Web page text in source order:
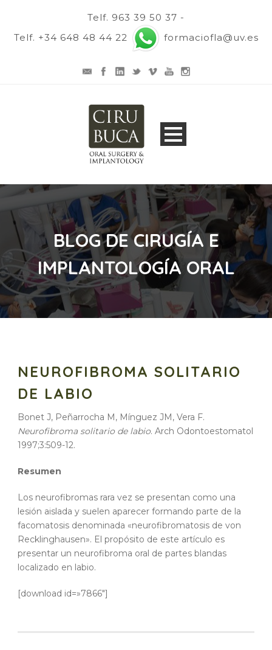
Telf. 963 39 50 37 -
Telf. +34 648 48 44 22
formaciofla@uv.es
BLOG DE CIRUGÍA E
IMPLANTOLOGÍA ORAL
NEUROFIBROMA SOLITARIO
DE LABIO
Bonet J, Peñarrocha M, Mínguez JM, Vera F.
Neurofibroma solitario de labio. Arch Odontoestomatol
1997;3:509-12.
Resumen
Los neurofibromas rara vez se presentan como una
lesión aislada y suelen aparecer formando parte de la
facomatosis denominada «neurofibromatosis de von
Recklinghausen». El propósito de este artículo es
presentar un neurofibroma oral de partes blandas
localizado en labio.
[download id=»7866″]